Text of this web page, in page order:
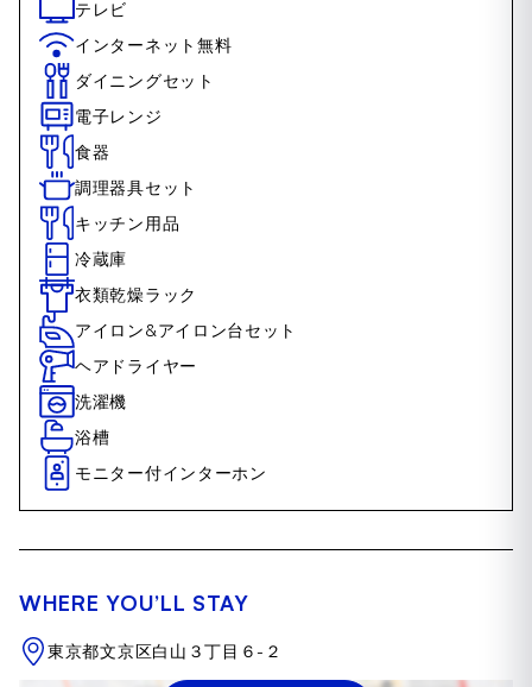
テレビ
インターネット無料
ダイニングセット
電子レンジ
食器
調理器具セット
キッチン用品
冷蔵庫
衣類乾燥ラック
アイロン&アイロン台セット
ヘアドライヤー
洗濯機
浴槽
モニター付インターホン
WHERE YOU’LL STAY
東京都文京区白山３丁目６-２